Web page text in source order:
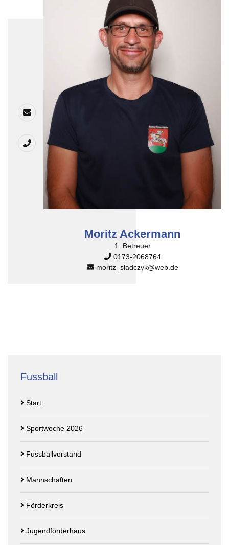
Moritz Ackermann
1. Betreuer
0173-2068764
moritz_sladczyk@web.de
Fussball
Start
Sportwoche 2026
Fussballvorstand
Mannschaften
Förderkreis
Jugendförderhaus